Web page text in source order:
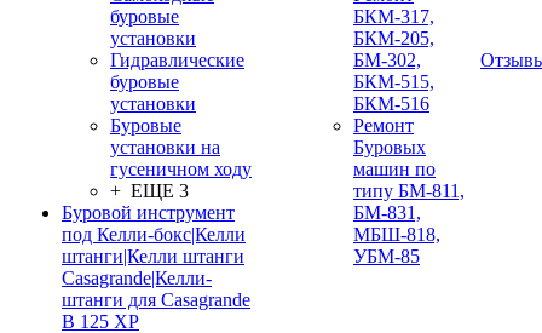
буровые
установки
Гидравлические
буровые
установки
Буровые
установки на
гусеничном ходу
+ ЕЩЕ 3
Буровой инструмент
под Келли-бокс|Келли
штанги|Келли штанги
Casagrande|Келли-
штанги для Casagrande
B 125 XP
БКМ-317,
БКМ-205,
БМ-302,
БКМ-515,
БКМ-516
Ремонт
Буровых
машин по
типу БМ-811,
БМ-831,
МБШ-818,
УБМ-85